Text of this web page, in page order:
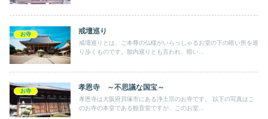
お寺 戒壇巡り
戒壇巡りとは、ご本尊の仏様がいらっしゃるお堂の下の暗い所を巡
り歩くものです。胎内巡りとも言われ、暗い...
お寺 孝恩寺 ～不思議な国宝～
孝恩寺は大阪府貝塚市にある浄土宗のお寺です。 以下の写真はこ
のお寺の本堂である観音堂ですが、このお堂...